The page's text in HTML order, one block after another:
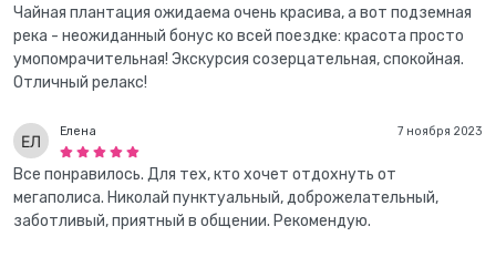
Чайная плантация ожидаема очень красива, а вот подземная
река - неожиданный бонус ко всей поездке: красота просто
умопомрачительная! Экскурсия созерцательная, спокойная.
Отличный релакс!
7 ноября 2023
Елена
Все понравилось. Для тех, кто хочет отдохнуть от
мегаполиса. Николай пунктуальный, доброжелательный,
заботливый, приятный в общении. Рекомендую.